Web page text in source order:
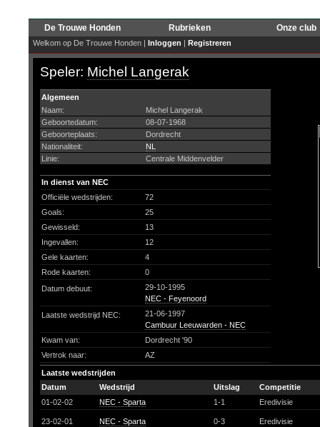
De Trouwe Honden Rubrieken Onze club
Welkom op De Trouwe Honden | Inloggen | Registreren
Speler: Michel Langerak
Algemeen
Naam:
Michel Langerak
Geboortedatum:
08-07-1968
Geboorteplaats:
Dordrecht
Nationaliteit:
NL
Linie:
Centrale Middenvelder
In dienst van NEC
Officiële wedstrijden:
72
Goals:
25
Gewisseld:
13
Ingevallen:
12
Gele kaarten:
4
Rode kaarten:
0
Datum debuut:
29-10-1995
NEC - Feyenoord
Laatste wedstrijd NEC:
21-06-1997
Cambuur Leeuwarden - NEC
Kwam van:
Dordrecht '90
Vertrok naar:
AZ
Laatste wedstrijden
Datum
Wedstrijd Uitslag
Competitie
01-02-02
NEC - Sparta 1-1 Eredivisie
23-02-01 NEC - Sparta 0-3 Eredivisie